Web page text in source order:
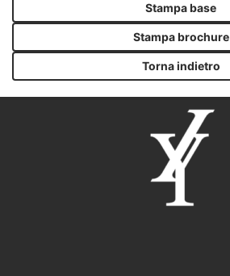
Stampa base
Stampa brochure
Torna indietro